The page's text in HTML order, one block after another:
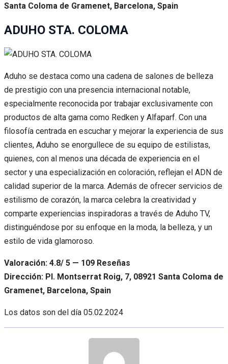
Santa Coloma de Gramenet, Barcelona, Spain
ADUHO STA. COLOMA
Aduho se destaca como una cadena de salones de belleza
de prestigio con una presencia internacional notable,
especialmente reconocida por trabajar exclusivamente con
productos de alta gama como Redken y Alfaparf. Con una
filosofía centrada en escuchar y mejorar la experiencia de sus
clientes, Aduho se enorgullece de su equipo de estilistas,
quienes, con al menos una década de experiencia en el
sector y una especialización en coloración, reflejan el ADN de
calidad superior de la marca. Además de ofrecer servicios de
estilismo de corazón, la marca celebra la creatividad y
comparte experiencias inspiradoras a través de Aduho TV,
distinguéndose por su enfoque en la moda, la belleza, y un
estilo de vida glamoroso.
Valoración: 4.8/ 5 — 109 Reseñas
Dirección: Pl. Montserrat Roig, 7, 08921 Santa Coloma de
Gramenet, Barcelona, Spain
Los datos son del día 05.02.2024